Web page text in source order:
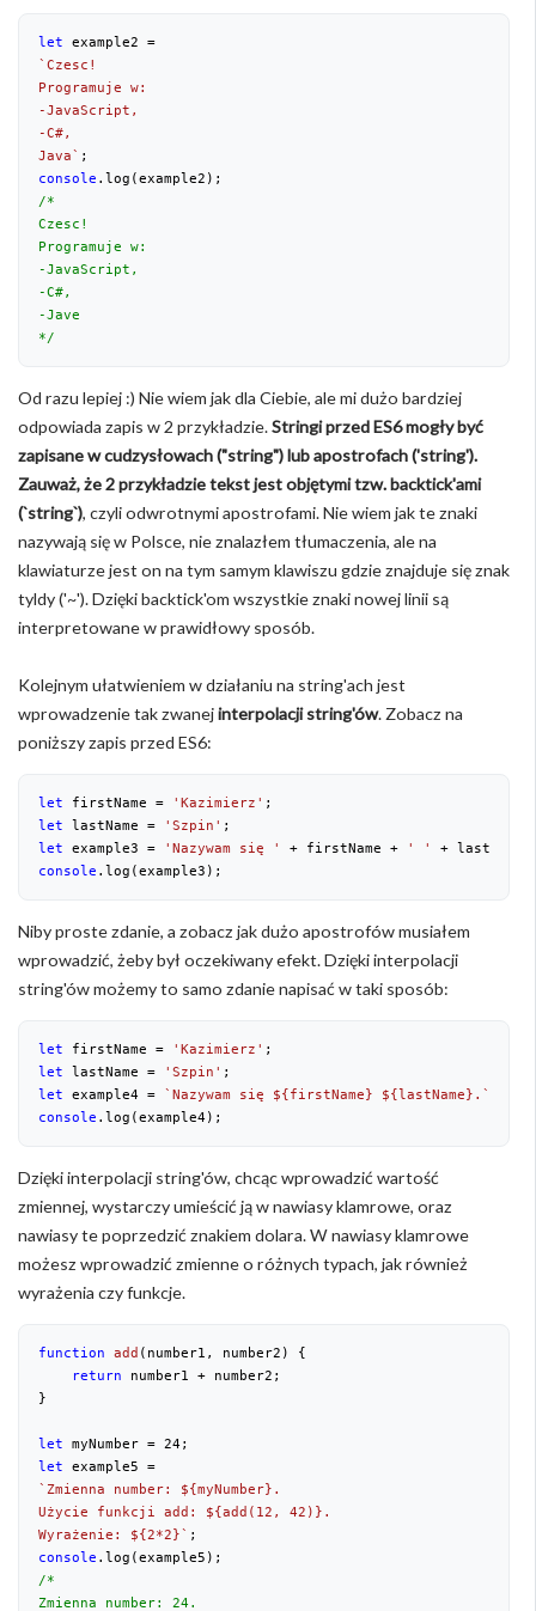
let
`Czesc!
Programuje w:
-JavaScript,
-C#,
Java`
console
/*
Czesc!
Programuje w:
-JavaScript,
-C#,
-Jave
*/
Od razu lepiej :) Nie wiem jak dla Ciebie, ale mi dużo bardziej
odpowiada zapis w 2 przykładzie.Stringi przed ES6 mogły być
zapisane w cudzysłowach ("string") lub apostrofach ('string').
Zauważ, że 2 przykładzie tekst jest objętymi tzw. backtick'ami
(`string`), czyli odwrotnymi apostrofami. Nie wiem jak te znaki
nazywają się w Polsce, nie znalazłem tłumaczenia, ale na
klawiaturze jest on na tym samym klawiszu gdzie znajduje się znak
tyldy ('~'). Dzięki backtick'om wszystkie znaki nowej linii są
interpretowane w prawidłowy sposób.
Kolejnym ułatwieniem w działaniu na string'ach jest
wprowadzenie tak zwanejinterpolacji string'ów. Zobacz na
poniższy zapis przed ES6:
let firstName = 'Kazimierz'
let lastName = 'Szpin'
let example3 = 'Nazywam się ' + firstName + ' '
+ lastName
console .log(example3);
Niby proste zdanie, a zobacz jak dużo apostrofów musiałem
wprowadzić, żeby był oczekiwany efekt. Dzięki interpolacji
string'ów możemy to samo zdanie napisać w taki sposób:
let firstName = 'Kazimierz'
let lastName = 'Szpin'
let example4 = `Nazywam się ${firstName} ${lastName} .`
console .log(example4);
Dzięki interpolacji string'ów, chcąc wprowadzić wartość
zmiennej, wystarczy umieścić ją w nawiasy klamrowe, oraz
nawiasy te poprzedzić znakiem dolara. W nawiasy klamrowe
możesz wprowadzić zmienne o różnych typach, jak również
wyrażenia czy funkcje.
function add ( number1, number2 ) {
return number1 + number2;
}
let myNumber = 24
let
`Zmienna number: ${myNumber} .
Użycie funkcji add: ${add( 12 , 42 )} .
Wyrażenie: ${2*2}`
console
/*
Zmienna number: 24.